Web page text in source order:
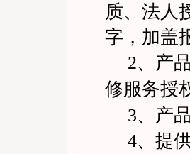
质、法人
字，加盖
2、产
修服务授
3、产
4、提